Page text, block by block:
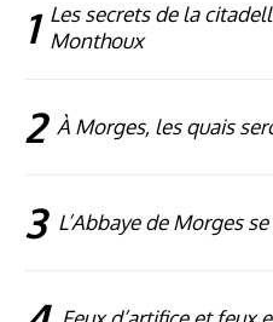
1 Les secrets de la
Monthoux
2 À Morges, les quais
3 L’Abbaye de Morges